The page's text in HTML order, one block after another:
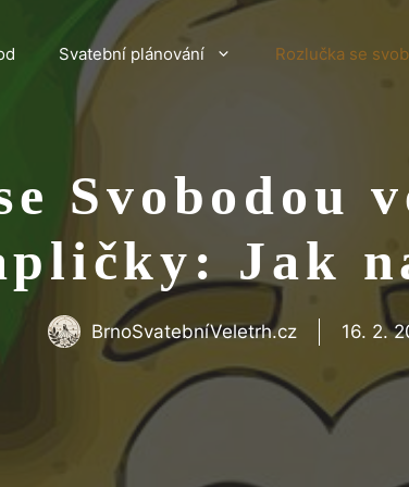
Svatební plánování Rozlučka se
Svobodou
Jak
BrnoSvatebníVeletrh.cz 16. 2.